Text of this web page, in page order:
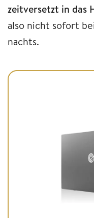
zeitversetzt in das
also nicht sofort
nachts.